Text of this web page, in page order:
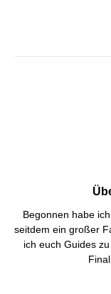
Begonnen habe
seitdem ein großer
ich euch Guides